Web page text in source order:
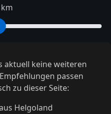
aktuell keine weiteren
passen
zu dieser Seite:
Helgoland